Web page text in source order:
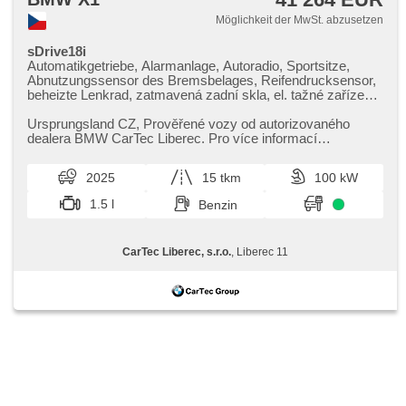
Heck LED Leuchte, autom. Aktivation der Warnflutlicht,
Start-Stop System, USB, Autoradio, digitální příjem rádia
(DAB), Außenthermometer, beheizte Spiegel, vyhřívané
trysky ostřikovačů čelního skla, Teilbare Rücksitzbank,
zadní loketní opěrka, Trennnetz im Gepäckraum,
Televonvorbereitung, Heckscheibenwischer, Getönte
Scheiben, zatmavená zadní skla, Längssitzvorschub,
Anhängevorrichtung, El. Anlasser, Garantie, el. tažné
zařízení, digitální přístrojová deska, wifi hotspot
Möglichkeit der MwSt. abzusetzen
sDrive18i
Automatikgetriebe, Alarmanlage, Autoradio, Sportsitze,
Abnutzungssensor des Bremsbelages, Reifendrucksensor,
beheizte Lenkrad, zatmavená zadní skla, el. tažné zařízení,
Sitze, Blind Spot Anzeige, Parkassistent, LED denní svícení
Ursprungsland CZ,​ Prověřené vozy od autorizovaného
dealera BMW CarTec Liberec. Pro více informací
2025 15 tkm
100 kW
1.5 l
Benzin
CarTec Liberec, s.r.o. , Liberec 11